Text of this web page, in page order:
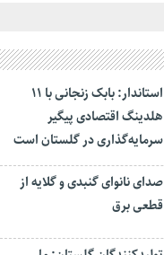
استاندار: بابک زنجانی با ۱۱
هلدینگ اقتصادی پیگیر
سرمایه‌گذاری در گلستان است
صدای نانوای گنبدی و گلایه از
قطعی برق